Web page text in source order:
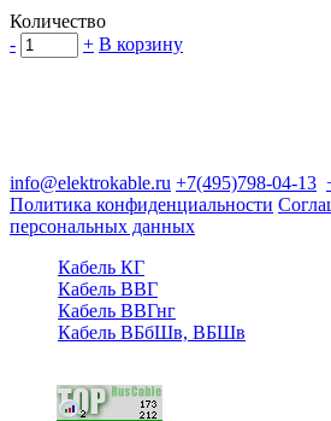
Количество
-
+ В корзину
info@elektrokable.ru +7(495)798-04-13
Политика конфиденциальности
персональных данных
Кабель КГ
Кабель ВВГ
Кабель ВВГнг
Кабель ВБбШв, ВБШв